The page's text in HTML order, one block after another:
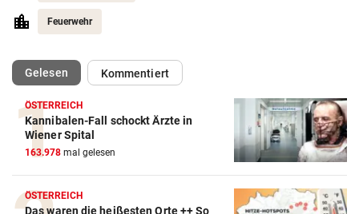
Feuerwehr
Gelesen(ausgewählt)Kommentiert
ÖSTERREICH
Kannibalen-Fall schockt Ärzte in
Wiener Spital
163.978 mal gelesen
ÖSTERREICH
Das waren die heißesten Orte ++ So